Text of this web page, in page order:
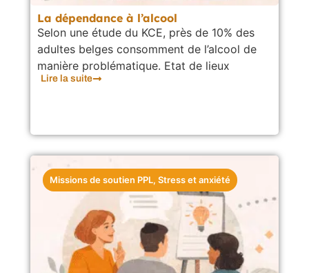
La dépendance à l’alcool
Selon une étude du KCE, près de 10% des
adultes belges consomment de l’alcool de
manière problématique. Etat de lieux
Lire la suite
Missions de soutien PPL, Stress et anxiété